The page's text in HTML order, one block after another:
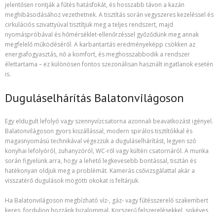
jelentősen rontják a fűtés hatásfokát, és hosszabb távon a kazán
meghibásodásához vezethetnek. A tisztítás során vegyszeres kezeléssel és
cirkulációs szivattyúval tisztítjuk meg a teljes rendszert, majd
nyomáspróbával és hőmérséklet-ellenőrzéssel győződünk meg annak
megfelelő működéséről. A karbantartás eredményeképp csökken az
energiafogyasztás, nő a komfort, és meghosszabbodik a rendszer
élettartama – ez különösen fontos szezonálisan használt ingatlanok esetén
is.
Duguláselhárítás Balatonvilágoson
Egy eldugult lefolyó vagy szennyvízcsatorna azonnali beavatkozást igényel.
Balatonvilágoson gyors kiszállással, modern spirálos tisztítókkal és
magasnyomású technikával végezzük a duguláselhárítást, legyen szó
konyhai lefolyóról, zuhanyzóról, WC-ről vagy kültéri csatornáról. A munka
során figyelünk arra, hogy a lehető legkevesebb bontással, tisztán és
hatékonyan oldjuk meg a problémát. Kamerás csővizsgálattal akár a
visszatérő dugulások mögötti okokat is feltárjuk.
Ha Balatonvilágoson megbízható víz-, gáz- vagy fűtésszerelő szakembert